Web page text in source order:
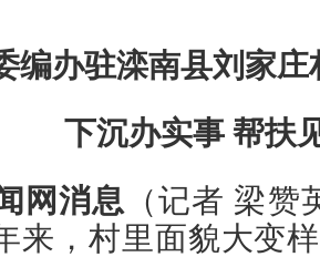
编办驻滦南县刘家庄
下沉办实事 帮扶
网消息 （记者 梁
来，村里面貌大变